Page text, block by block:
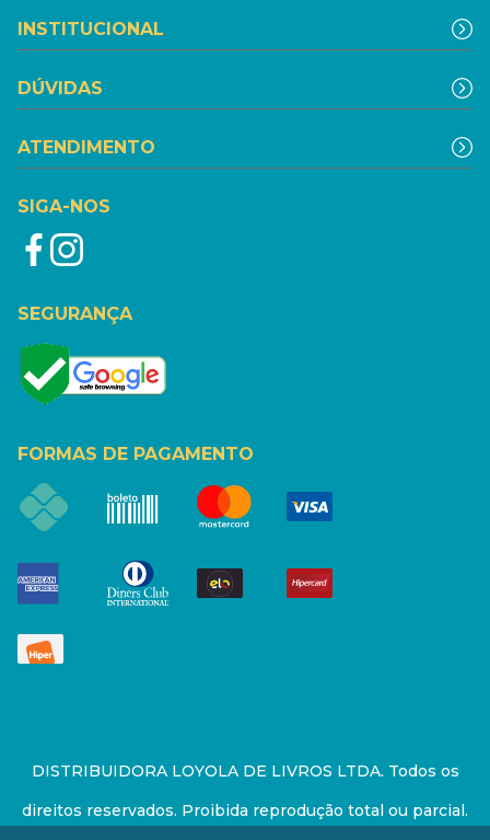
INSTITUCIONAL
DÚVIDAS
ATENDIMENTO
SIGA-NOS
SEGURANÇA
FORMAS DE PAGAMENTO
DISTRIBUIDORA LOYOLA DE LIVROS LTDA. Todos os
direitos reservados. Proibida reprodução total ou parcial.